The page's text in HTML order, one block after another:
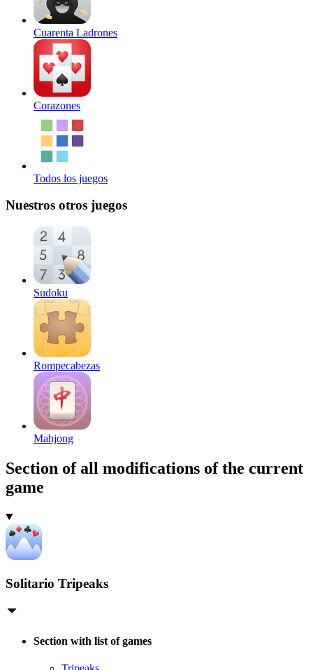
Cuarenta Ladrones
Corazones
Todos los juegos
Nuestros otros juegos
Sudoku
Rompecabezas
Mahjong
Section of all modifications of the current
game
Solitario Tripeaks
Section with list of games